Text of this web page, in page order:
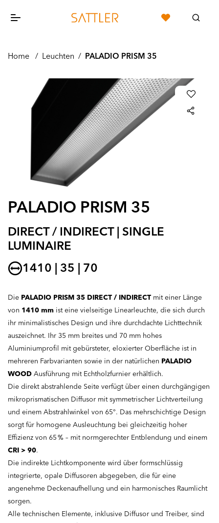
Home / Leuchten / PALADIO PRISM 35
PALADIO PRISM 35
DIRECT / INDIRECT | SINGLE
LUMINAIRE
1410 | 35 | 70
Die PALADIO PRISM 35 DIRECT / INDIRECT mit einer Länge
von 1410 mm ist eine vielseitige Linearleuchte, die sich durch
ihr minimalistisches Design und ihre durchdachte Lichttechnik
auszeichnet. Ihr 35 mm breites und 70 mm hohes
Aluminiumprofil mit gebürsteter, eloxierter Oberfläche ist in
mehreren Farbvarianten sowie in der natürlichen PALADIO
WOOD Ausführung mit Echtholzfurnier erhältlich.
Die direkt abstrahlende Seite verfügt über einen durchgängigen
mikroprismatischen Diffusor mit symmetrischer Lichtverteilung
und einem Abstrahlwinkel von 65°. Das mehrschichtige Design
sorgt für homogene Ausleuchtung bei gleichzeitig hoher
Effizienz von 65 % – mit normgerechter Entblendung und einem
CRI > 90.
Die indirekte Lichtkomponente wird über formschlüssig
integrierte, opale Diffusoren abgegeben, die für eine
angenehme Deckenaufhellung und ein harmonisches Raumlicht
sorgen.
Alle technischen Elemente, inklusive Diffusor und Treiber, sind